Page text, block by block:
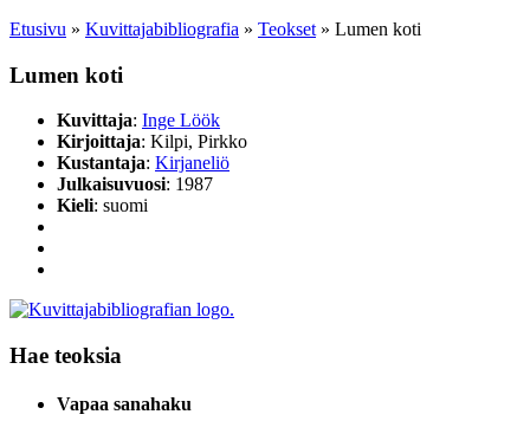
Etusivu » Kuvittaja­bibliografia » Teokset » Lumen koti
Lumen koti
Kuvittaja: Inge Löök
Kirjoittaja: Kilpi, Pirkko
Kustantaja: Kirjaneliö
Julkaisuvuosi: 1987
Kieli: suomi
Hae teoksia
Vapaa sanahaku